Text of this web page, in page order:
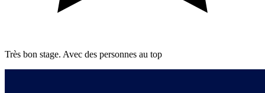
Très bon stage. Avec des personnes au top